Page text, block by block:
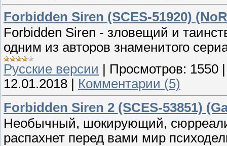
Forbidden Siren (SCES-51920)
Forbidden Siren - зловещий и
одним из авторов знаменитого
Русские версии | Просмотров: 1550
12.01.2018 | Комментарии (5)
Forbidden Siren 2 (SCES-53851)
Необычный, шокирующий,
распахнет перед вами мир